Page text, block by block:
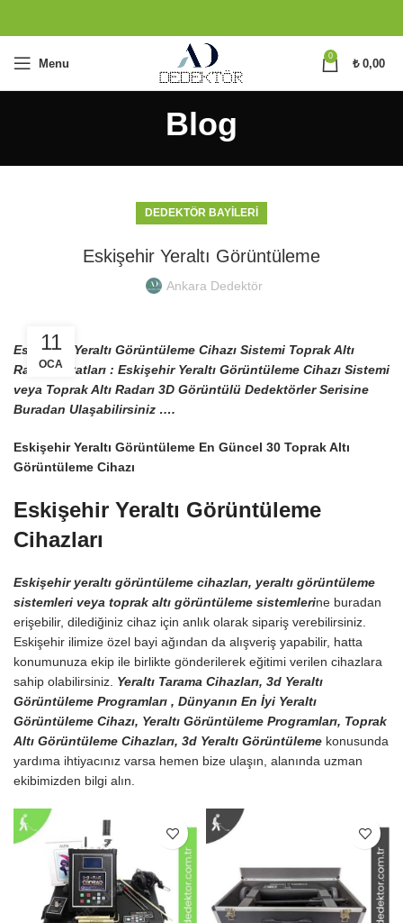
Menu
0
₺0,00
Blog
DEDEKTÖR BAYILERI
Eskişehir Yeraltı Görüntüleme
Ankara Dedektör
11
OCA
Eskişehir Yeraltı Görüntüleme Cihazı Sistemi Toprak Altı
Radarı Fiyatları : Eskişehir Yeraltı Görüntüleme Cihazı Sistemi
veya Toprak Altı Radarı 3D Görüntülü Dedektörler Serisine
Buradan Ulaşabilirsiniz ….
Eskişehir Yeraltı Görüntüleme En Güncel 30 Toprak Altı
Görüntüleme Cihazı
Eskişehir Yeraltı Görüntüleme
Cihazları
Eskişehir yeraltı görüntüleme cihazları, yeraltı görüntüleme
sistemleri veya toprak altı görüntüleme sistemlerine buradan
erişebilir, dilediğiniz cihaz için anlık olarak sipariş verebilirsiniz.
Eskişehir ilimize özel bayi ağından da alışveriş yapabilir, hatta
konumunuza ekip ile birlikte gönderilerek eğitimi verilen cihazlara
sahip olabilirsiniz. Yeraltı Tarama Cihazları, 3d Yeraltı
Görüntüleme Programları , Dünyanın En İyi Yeraltı
Görüntüleme Cihazı, Yeraltı Görüntüleme Programları, Toprak
Altı Görüntüleme Cihazları, 3d Yeraltı Görüntüleme konusunda
yardıma ihtiyacınız varsa hemen bize ulaşın, alanında uzman
ekibimizden bilgi alın.